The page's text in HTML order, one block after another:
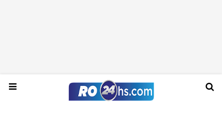
Sábado, 08 de agosto de 2026